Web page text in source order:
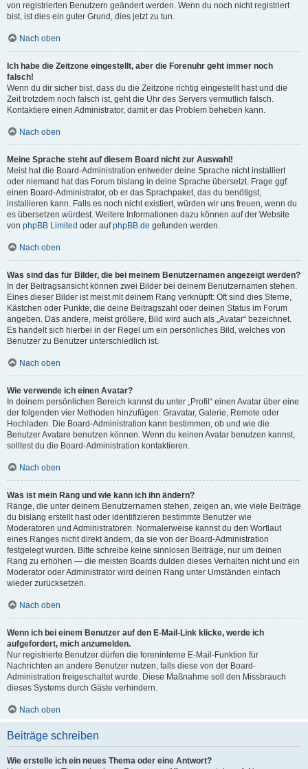
von registrierten Benutzern geändert werden. Wenn du noch nicht registriert
bist, ist dies ein guter Grund, dies jetzt zu tun.
Nach oben
Ich habe die Zeitzone eingestellt, aber die Forenuhr geht immer noch
falsch!
Wenn du dir sicher bist, dass du die Zeitzone richtig eingestellt hast und die
Zeit trotzdem noch falsch ist, geht die Uhr des Servers vermutlich falsch.
Kontaktiere einen Administrator, damit er das Problem beheben kann.
Nach oben
Meine Sprache steht auf diesem Board nicht zur Auswahl!
Meist hat die Board-Administration entweder deine Sprache nicht installiert
oder niemand hat das Forum bislang in deine Sprache übersetzt. Frage ggf.
einen Board-Administrator, ob er das Sprachpaket, das du benötigst,
installieren kann. Falls es noch nicht existiert, würden wir uns freuen, wenn du
es übersetzen würdest. Weitere Informationen dazu können auf der Website
von phpBB Limited oder aufphpBB.de gefunden werden.
Nach oben
Was sind das für Bilder, die bei meinem Benutzernamen angezeigt werden?
In der Beitragsansicht können zwei Bilder bei deinem Benutzernamen stehen.
Eines dieser Bilder ist meist mit deinem Rang verknüpft: Oft sind dies Sterne,
Kästchen oder Punkte, die deine Beitragszahl oder deinen Status im Forum
angeben. Das andere, meist größere, Bild wird auch als „Avatar“ bezeichnet.
Es handelt sich hierbei in der Regel um ein persönliches Bild, welches von
Benutzer zu Benutzer unterschiedlich ist.
Nach oben
Wie verwende ich einen Avatar?
In deinem persönlichen Bereich kannst du unter „Profil“ einen Avatar über eine
der folgenden vier Methoden hinzufügen: Gravatar, Galerie, Remote oder
Hochladen. Die Board-Administration kann bestimmen, ob und wie die
Benutzer Avatare benutzen können. Wenn du keinen Avatar benutzen kannst,
solltest du die Board-Administration kontaktieren.
Nach oben
Was ist mein Rang und wie kann ich ihn ändern?
Ränge, die unter deinem Benutzernamen stehen, zeigen an, wie viele Beiträge
du bislang erstellt hast oder identifizieren bestimmte Benutzer wie
Moderatoren und Administratoren. Normalerweise kannst du den Wortlaut
eines Ranges nicht direkt ändern, da sie von der Board-Administration
festgelegt wurden. Bitte schreibe keine sinnlosen Beiträge, nur um deinen
Rang zu erhöhen — die meisten Boards dulden dieses Verhalten nicht und ein
Moderator oder Administrator wird deinen Rang unter Umständen einfach
wieder zurücksetzen.
Nach oben
Wenn ich bei einem Benutzer auf den E-Mail-Link klicke, werde ich
aufgefordert, mich anzumelden.
Nur registrierte Benutzer dürfen die foreninterne E-Mail-Funktion für
Nachrichten an andere Benutzer nutzen, falls diese von der Board-
Administration freigeschaltet wurde. Diese Maßnahme soll den Missbrauch
dieses Systems durch Gäste verhindern.
Nach oben
Beiträge schreiben
Wie erstelle ich ein neues Thema oder eine Antwort?